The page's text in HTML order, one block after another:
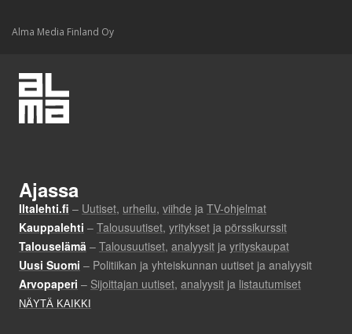
Alma Media Finland Oy